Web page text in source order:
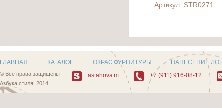
Артикул: STR0271
ГЛАВНАЯ КАТАЛОГ ОКРАС ФУРНИТУРЫ НАНЕСЕНИЕ
© Все права защищены
Азбука стиля, 2014
astahova.m +7 (911) 916-08-12